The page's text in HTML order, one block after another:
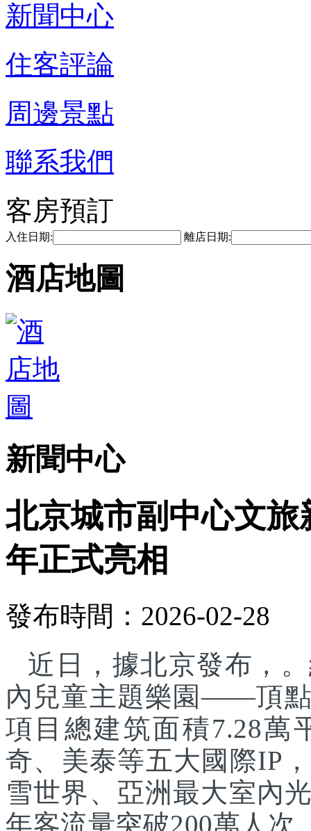
新聞中心
住客評論
周邊景點
聯系我們
客房預訂
入住日期: 離店日期:
酒店地圖
新聞中心
北京城市副中心文
年正式亮相
發布時間：2026-02-28
近日，據北京發布，
內兒童主題樂園——頂
項目總建筑面積7.28萬
奇、美泰等五大國際IP
雪世界、亞洲最大室內
年客流量突破200萬人次